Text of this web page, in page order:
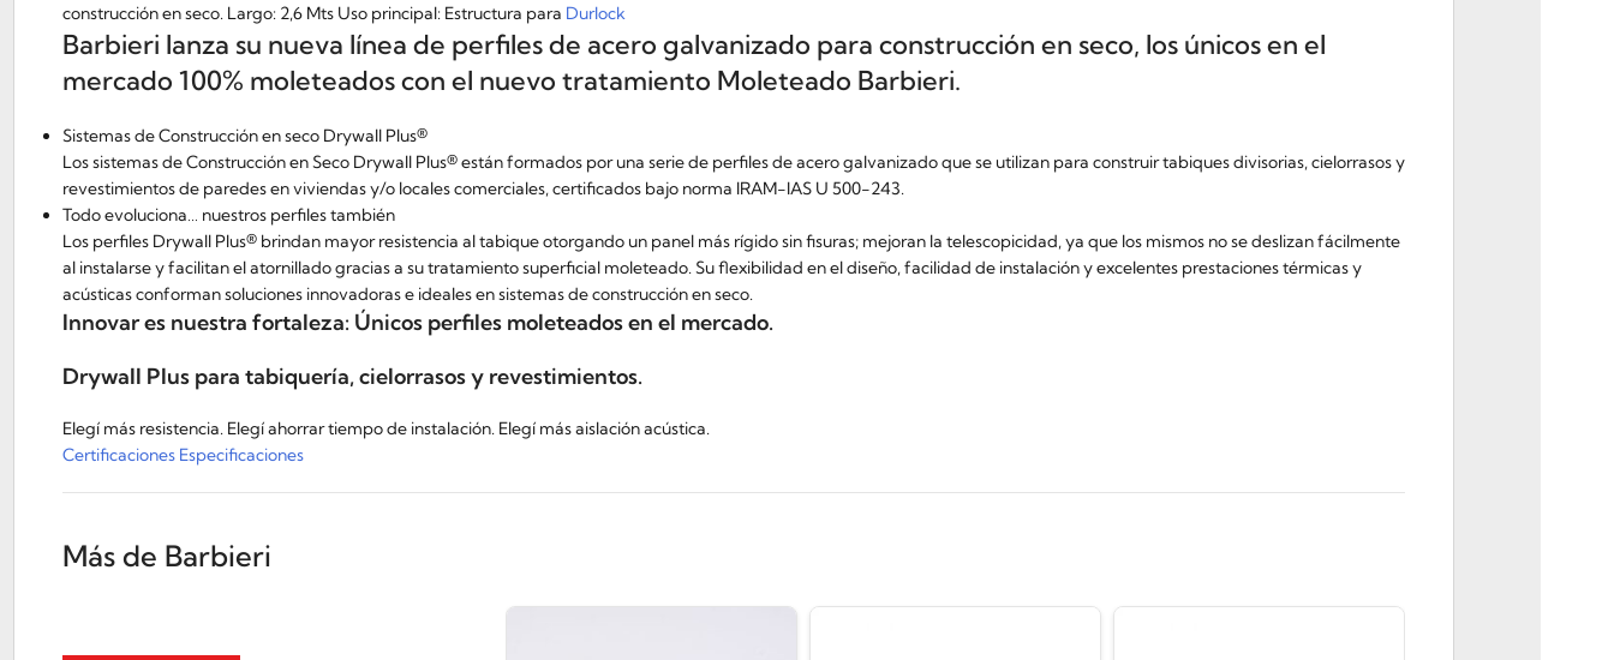
construcción en seco. Largo: 2,6 Mts Uso principal: Estructura para Durlock
Barbieri lanza su nueva línea de perfiles de acero galvanizado para construcción en seco, los únicos en el
mercado 100% moleteados con el nuevo tratamiento Moleteado Barbieri.
Sistemas de Construcción en seco Drywall Plus®
Los sistemas de Construcción en Seco Drywall Plus® están formados por una serie de perfiles de acero galvanizado que se utilizan para construir tabiques divisorias, cielorrasos y
revestimientos de paredes en viviendas y/o locales comerciales, certificados bajo norma IRAM-IAS U 500-243.
Todo evoluciona… nuestros perfiles también
Los perfiles Drywall Plus® brindan mayor resistencia al tabique otorgando un panel más rígido sin fisuras; mejoran la telescopicidad, ya que los mismos no se deslizan fácilmente
al instalarse y facilitan el atornillado gracias a su tratamiento superficial moleteado. Su flexibilidad en el diseño, facilidad de instalación y excelentes prestaciones térmicas y
acústicas conforman soluciones innovadoras e ideales en sistemas de construcción en seco.
Innovar es nuestra fortaleza: Únicos perfiles moleteados en el mercado.
Drywall Plus para tabiquería, cielorrasos y revestimientos.
Elegí más resistencia. Elegí ahorrar tiempo de instalación. Elegí más aislación acústica.
Certificaciones Especificaciones
Más de Barbieri